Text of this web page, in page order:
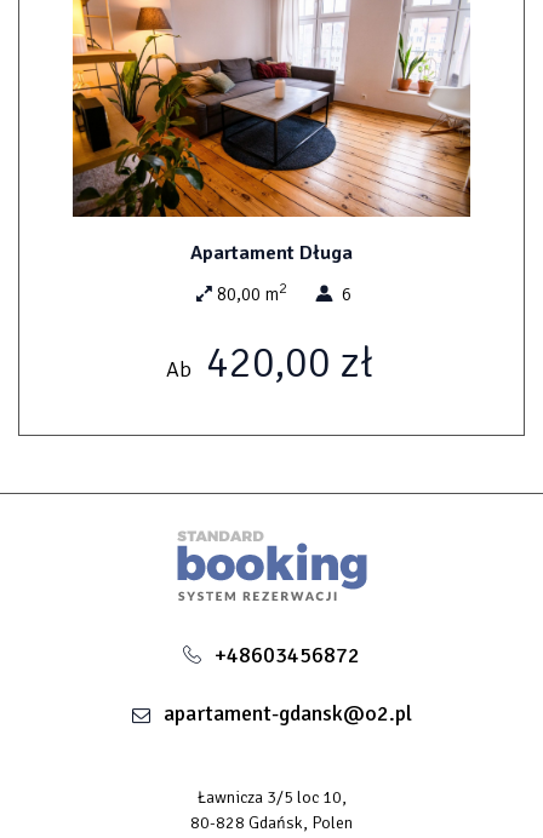
Apartament Długa
80,00 m2 6
Ab 420,00 zł
+48603456872
apartament-gdansk@o2.pl
Ławnicza 3/5 loc 10,
80-828 Gdańsk, Polen